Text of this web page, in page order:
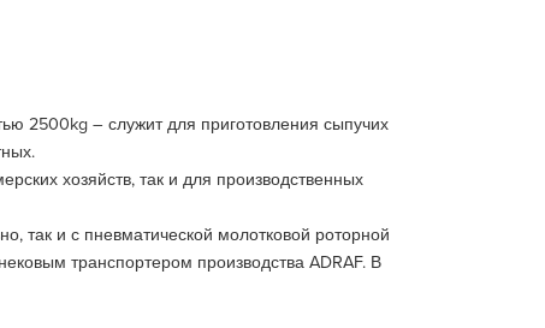
2500kg – служит для приготовления сыпучих
хозяйств, так и для производственных
так и с пневматической молотковой роторной
транспортером производства ADRAF. В